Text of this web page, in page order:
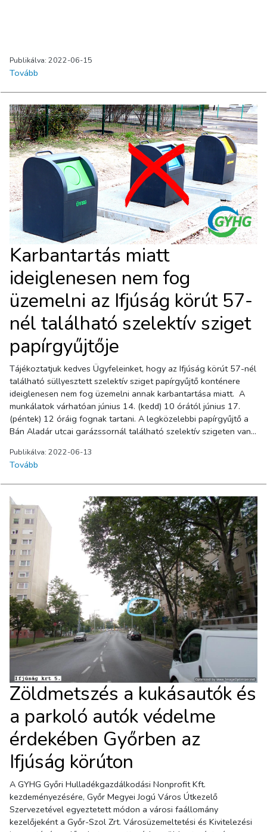
Publikálva: 2022-06-15
Tovább
Karbantartás miatt
ideiglenesen nem fog
üzemelni az Ifjúság körút 57-
nél található szelektív sziget
papírgyűjtője
Tájékoztatjuk kedves Ügyfeleinket, hogy az Ifjúság körút 57-nél
található süllyesztett szelektív sziget papírgyűjtő konténere
ideiglenesen nem fog üzemelni annak karbantartása miatt. A
munkálatok várhatóan június 14. (kedd) 10 órától június 17.
(péntek) 12 óráig fognak tartani. A legközelebbi papírgyűjtő a
Bán Aladár utcai garázssornál található szelektív szigeten van.
Publikálva: 2022-06-13
Tovább
Zöldmetszés a kukásautók és
a parkoló autók védelme
érdekében Győrben az
Ifjúság körúton
A GYHG Győri Hulladékgazdálkodási Nonprofit Kft.
kezdeményezésére, Győr Megyei Jogú Város Útkezelő
Szervezetével egyeztetett módon a városi faállomány
kezelőjeként a Győr-Szol Zrt. Városüzemeltetési és Kivitelezési